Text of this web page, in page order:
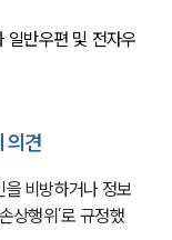
일반우편 및 전자우
의견
비방하거나 정보
상행위’로 규정했